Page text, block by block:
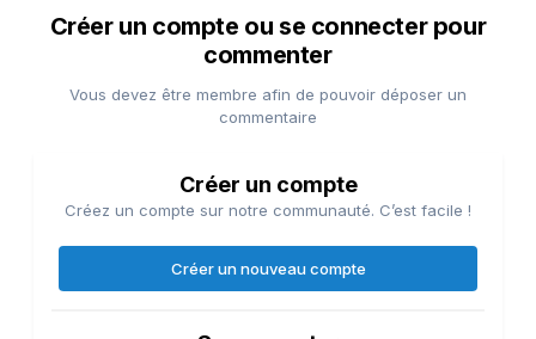
Créer un compte ou se connecter pour
commenter
Vous devez être membre afin de pouvoir déposer un
commentaire
Créer un compte
Créez un compte sur notre communauté. C’est facile !
Créer un nouveau compte